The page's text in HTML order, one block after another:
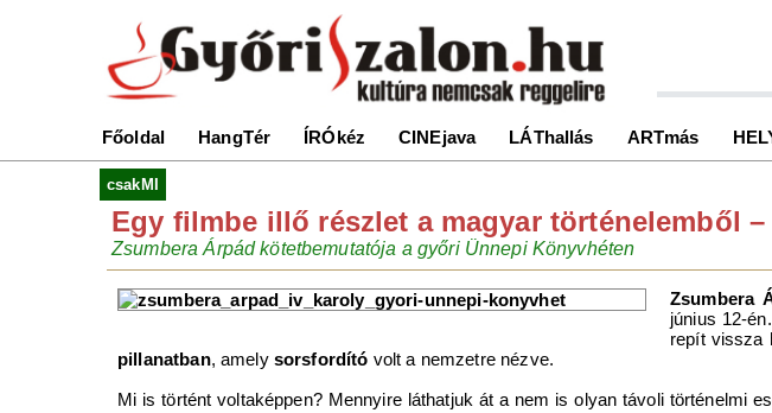
Főoldal HangTér ÍRÓkéz CINEjava LÁThallás ARTmás
csakMI
Egy filmbe illő részlet a magyar történelemből
Zsumbera Árpád kötetbemutatója a győri Ünnepi Könyvhéten
Zsumbera
június 12-
repít vissza
pillanatban, amely sorsfordító volt a nemzetre nézve.
Mi is történt voltaképpen? Mennyire láthatjuk át a nem is olyan távoli történelmi